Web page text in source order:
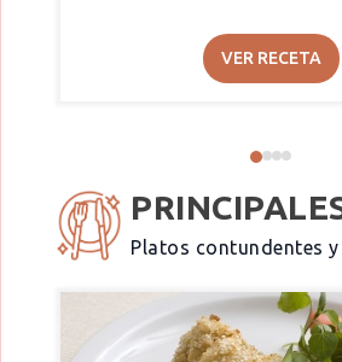
VER RECETA
Platos contundentes